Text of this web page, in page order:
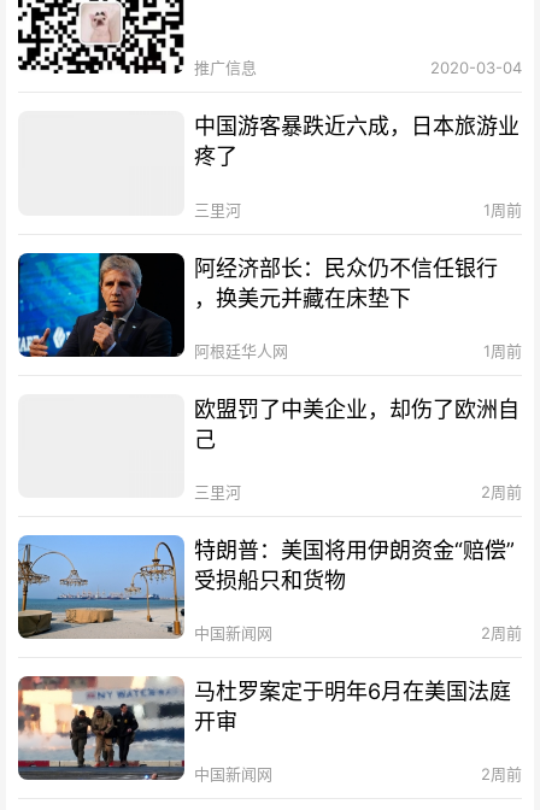
推广信息 2020-03-04
中国游客暴跌近六成，日本旅游业
疼了
三里河 1周前
阿经济部长：民众仍不信任银行
，换美元并藏在床垫下
阿根廷华人网 1周前
欧盟罚了中美企业，却伤了欧洲自
己
三里河 2周前
特朗普：美国将用伊朗资金“赔偿”
受损船只和货物
中国新闻网 2周前
马杜罗案定于明年6月在美国法庭
开审
中国新闻网 2周前